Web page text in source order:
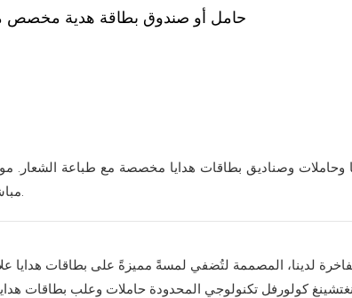
حامل أو صندوق بطاقة هدية مخصص
وحاملات وصناديق بطاقات هدايا مخصصة مع طباعة الشعار.
مباشرة من المصنع للعلامات التجارية العالمية.
لدينا، المصممة لتُضفي لمسةً مميزةً على بطاقات هدايا
كولورفل تكنولوجي المحدودة حاملات وعلب بطاقات